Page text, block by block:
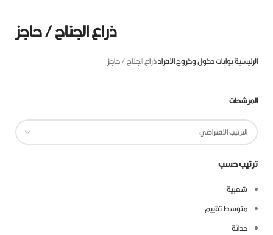
ذراع الجناح / حاجز
بوابات دخول وخروج الافرادذراع الجناح / حاجز
حسب
شعبية
متوسط ​​تقييم
حداثة